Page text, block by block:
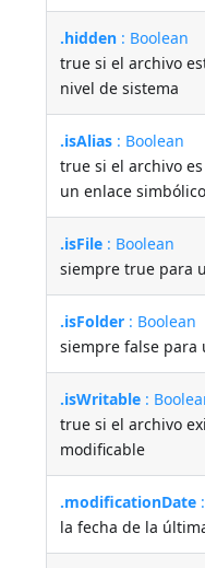
.hidden : Boolean
true si el archivo
nivel de sistema
.isAlias : Boolean
true si el archivo
un enlace simbólico
.isFile : Boolean
siempre true para
.isFolder : Boolean
siempre false para
.isWritable :
true si el archivo
modificable
.modificationDate
la fecha de la